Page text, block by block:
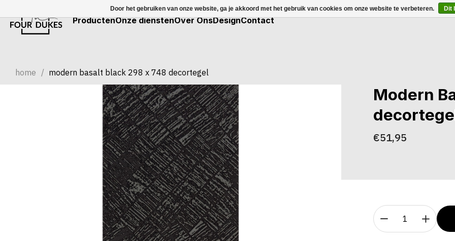
ProductenOnze dienstenOver OnsDesignContact
home / modern basalt black 298 x 748 decortegel
Modern
€51,95
Door het gebruiken van onze website, ga je akkoord met het gebruik van cookies om onze website te verbeteren. Dit